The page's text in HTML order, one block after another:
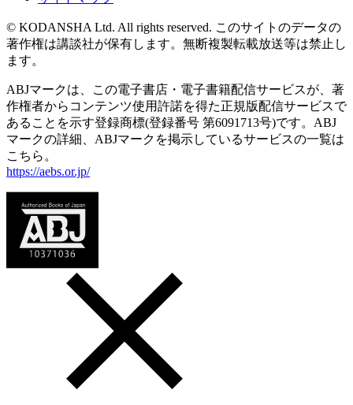
© KODANSHA Ltd. All rights reserved. このサイトのデータの
著作権は講談社が保有します。無断複製転載放送等は禁止し
ます。
ABJマークは、この電子書店・電子書籍配信サービスが、著
作権者からコンテンツ使用許諾を得た正規版配信サービスで
あることを示す登録商標(登録番号 第6091713号)です。ABJ
マークの詳細、ABJマークを掲示しているサービスの一覧は
こちら。
https://aebs.or.jp/